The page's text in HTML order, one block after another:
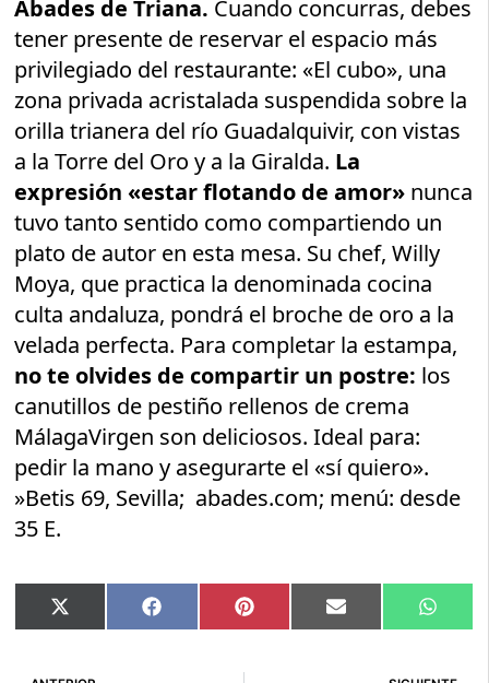
Abades de Triana. Cuando concurras, debes
tener presente de reservar el espacio más
privilegiado del restaurante: «El cubo», una
zona privada acristalada suspendida sobre la
orilla trianera del río Guadalquivir, con vistas
a la Torre del Oro y a la Giralda. La
expresión «estar flotando de amor» nunca
tuvo tanto sentido como compartiendo un
plato de autor en esta mesa. Su chef, Willy
Moya, que practica la denominada cocina
culta andaluza, pondrá el broche de oro a la
velada perfecta. Para completar la estampa,
no te olvides de compartir un postre: los
canutillos de pestiño rellenos de crema
MálagaVirgen son deliciosos. Ideal para:
pedir la mano y asegurarte el «sí quiero».
»Betis 69, Sevilla; abades.com; menú: desde
35 E.
Compartir
en
X
(Twitter)
Compartir
en
Facebook Compartir
en
Pinterest Compartir
en
Email
en